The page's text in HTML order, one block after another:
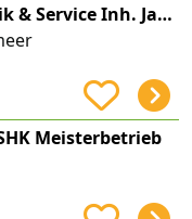
Bünting Haustechnik & Service Inh. Jan-Gerd Bünting Heizung Bad Solar
Meisterbetrieb